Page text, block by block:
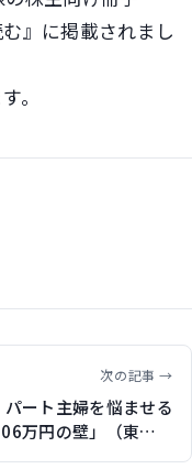
』に掲載されまし
。
次の記事 →
パート主婦を悩ませる
万円の壁」（東洋経
済オンライン）